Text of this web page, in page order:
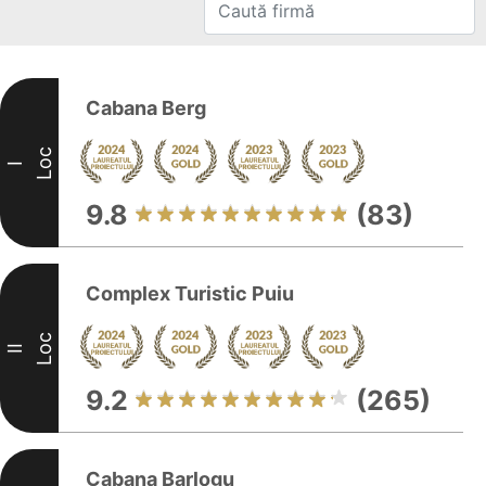
I Loc
Cabana Berg
9.8 (83)
II Loc
Complex Turistic Puiu
9.2 (265)
Cabana Barlogu